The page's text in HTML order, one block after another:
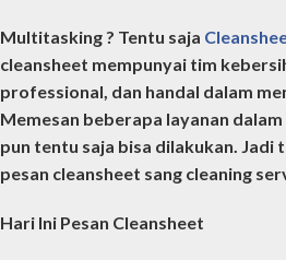
Multitasking ? Tentu saja
cleansheet mempunyai tim
professional, dan handal dalam
Memesan beberapa layanan
pun tentu saja bisa dilakukan. Jadi
pesan cleansheet sang cleaning
Hari Ini Pesan Cleansheet